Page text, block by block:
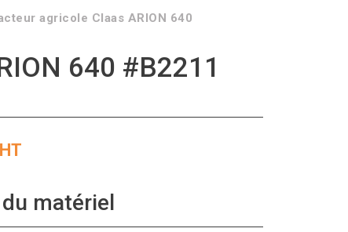
agricole Claas ARION 640
640 #B2211
HT
matériel